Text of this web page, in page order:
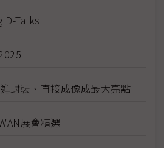
D-Talks
封裝、直接成像成最大亮點
展會精選